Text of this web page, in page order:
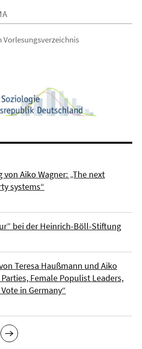
Aiko Wagner: „The next
systems“
bei der Heinrich-Böll-Stiftung
Teresa Haußmann und Aiko
Female Populist Leaders,
in Germany“